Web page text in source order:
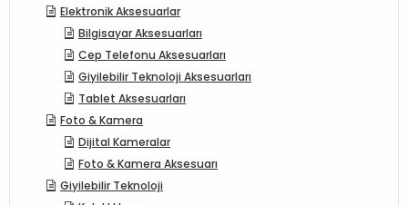
Elektronik Aksesuarlar
Bilgisayar Aksesuarları
Cep Telefonu Aksesuarları
Giyilebilir Teknoloji Aksesuarları
Tablet Aksesuarları
Foto & Kamera
Dijital Kameralar
Foto & Kamera Aksesuarı
Giyilebilir Teknoloji